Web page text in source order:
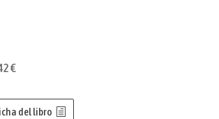
€
del libro